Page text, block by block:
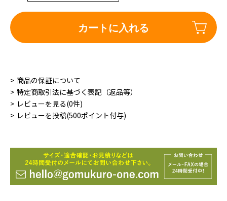
カートに入れる
商品の保証について
特定商取引法に基づく表記（返品等）
レビューを見る(0件)
レビューを投稿(500ポイント付与)